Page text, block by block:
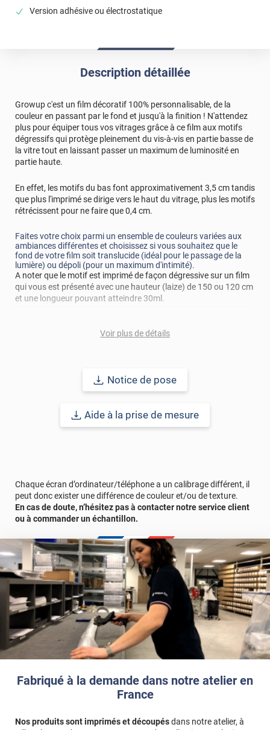
Version adhésive ou électrostatique
Fabriqué à la demande dans notre atelier en
France
Nos produits sont imprimés et découpésdans notre atelier, à
Description détaillée
Growup c'est un film décoratif 100% personnalisable, de la
couleur en passant par le fond et jusqu'à la finition ! N'attendez
plus pour équiper tous vos vitrages grâce à ce film aux motifs
dégressifs qui protège pleinement du vis-à-vis en partie basse de
la vitre tout en laissant passer un maximum de luminosité en
partie haute.
En effet, les motifs du bas font approximativement 3,5 cm tandis
que plus l'imprimé se dirige vers le haut du vitrage, plus les motifs
rétrécissent pour ne faire que 0,4 cm.
Faites votre choix parmi un ensemble de couleurs variées aux
ambiances différentes et choisissez si vous souhaitez que le
fond de votre film soit translucide (idéal pour le passage de la
lumière) ou dépoli (pour un maximum d'intimité).
A noter que le motif est imprimé de façon dégressive sur un film
qui vous est présenté avec une hauteur (laize) de 150 ou 120 cm
et une longueur pouvant atteindre 30ml.
solution très pratique car elle permet uneapplication inratable
poussières, tâches, graisse, résidus.. afin d'éviter les bulles, plis
et risques de décollement.
REF :PERSOGROWUPFV.
Voir plus de détails
Notice de pose
Aide à la prise de mesure
Chaque écran d’ordinateur/téléphone a un calibrage différent, il
peut donc exister une différence de couleur et/ou de texture.
En cas de doute, n’hésitez pas à contacter notre service client
ou à commander un échantillon.